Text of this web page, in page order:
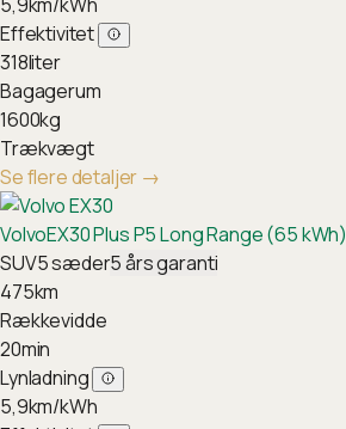
Effektivitet
318liter
Bagagerum
1600kg
Trækvægt
Se flere detaljer →
VolvoEX30 Plus P5 Long Range (65 kWh)
SUV5sæder5års garanti
475km
Rækkevidde
20min
Lynladning
5,9km/kWh